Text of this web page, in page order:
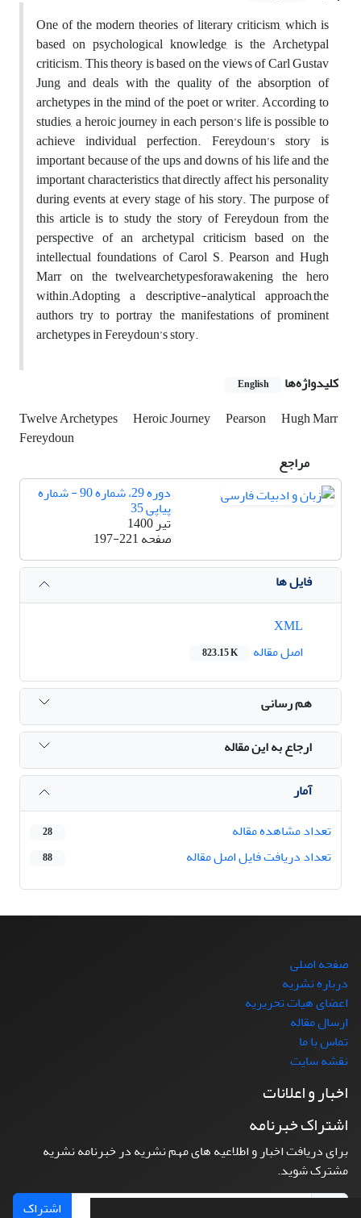
One of the modern theories of literary criticism, which is
based on psychological knowledge, is the Archetypal
criticism. This theory is based on the views of Carl Gustav
Jung and deals with the quality of the absorption of
archetypes in the mind of the poet or writer. According to
studies, a heroic journey in each person’s life is possible to
achieve individual perfection. Fereydoun’s story is
important because of the ups and downs of his life and the
important characteristics that directly affect his personality
during events at every stage of his story. The purpose of
this article is to study the story of Fereydoun from the
perspective of an archetypal criticism based on the
intellectual foundations of Carol S. Pearson and Hugh
Marr on the twelvearchetypesforawakening the hero
within.Adopting a descriptive-analytical approach,the
authors try to portray the manifestations of prominent
archetypes in Fereydoun’s story.
کلیدواژه‌ها
English
Twelve Archetypes Heroic Journey Pearson
Hugh Marr
Fereydoun
مراجع
دوره 29، شماره 90 - شماره
پیاپی 35
تیر 1400
صفحه197-221
فایل ها
اصل مقاله
823.15 K
هم رسانی
ارجاع به این مقاله
آمار
تعداد مشاهده مقاله
28
تعداد دریافت فایل اصل مقاله 88
صفحه اصلی
درباره نشریه
اعضای هیات تحریریه
ارسال مقاله
تماس با ما
نقشه سایت
اخبار و اعلانات
اشتراک خبرنامه
برای دریافت اخبار و اطلاعیه های مهم نشریه در خبرنامه نشریه
مشترک شوید.
اشتراک